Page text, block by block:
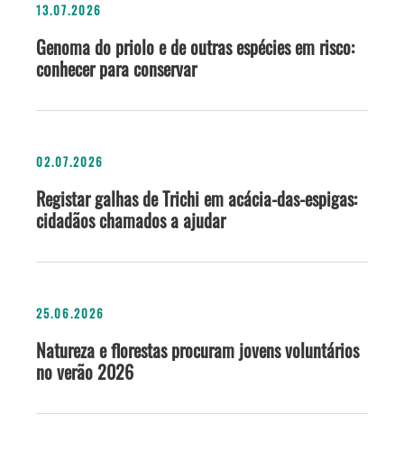
13.07.2026
Genoma do priolo e de outras espécies em risco:
conhecer para conservar
02.07.2026
Registar galhas de Trichi em acácia-das-espigas:
cidadãos chamados a ajudar
25.06.2026
Natureza e florestas procuram jovens voluntários
no verão 2026